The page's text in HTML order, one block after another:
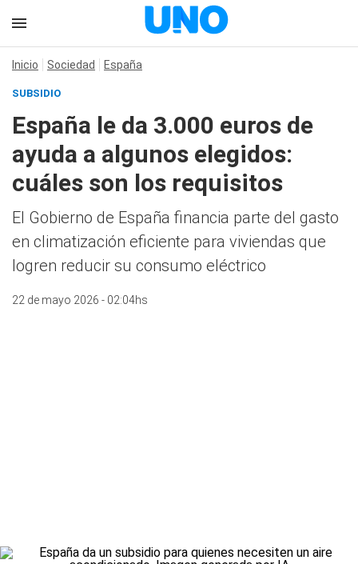
Inicio Sociedad España
SUBSIDIO
España le da 3.000 euros de
ayuda a algunos elegidos:
cuáles son los requisitos
El Gobierno de España financia parte del gasto
en climatización eficiente para viviendas que
logren reducir su consumo eléctrico
22 de mayo 2026 - 02:04hs